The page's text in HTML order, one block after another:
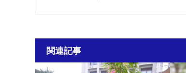
関連記事